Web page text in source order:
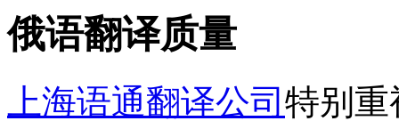
俄语翻译质量
上海语通翻译公司 特别重